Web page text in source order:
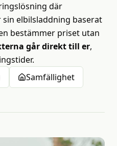
där
elbilsladdning baserat
bestämmer priset utan
går direkt till er,
Samfällighet